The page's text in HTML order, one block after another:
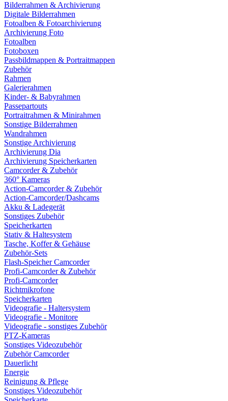
Bilderrahmen & Archivierung
Digitale Bilderrahmen
Fotoalben & Fotoarchivierung
Archivierung Foto
Fotoalben
Fotoboxen
Passbildmappen & Portraitmappen
Zubehör
Rahmen
Galerierahmen
Kinder- & Babyrahmen
Passepartouts
Portraitrahmen & Minirahmen
Sonstige Bilderrahmen
Wandrahmen
Sonstige Archivierung
Archivierung Dia
Archivierung Speicherkarten
Camcorder & Zubehör
360° Kameras
Action-Camcorder & Zubehör
Action-Camcorder/Dashcams
Akku & Ladegerät
Sonstiges Zubehör
Speicherkarten
Stativ & Haltesystem
Tasche, Koffer & Gehäuse
Zubehör-Sets
Flash-Speicher Camcorder
Profi-Camcorder & Zubehör
Profi-Camcorder
Richtmikrofone
Speicherkarten
Videografie - Haltersystem
Videografie - Monitore
Videografie - sonstiges Zubehör
PTZ-Kameras
Sonstiges Videozubehör
Zubehör Camcorder
Dauerlicht
Energie
Reinigung & Pflege
Sonstiges Videozubehör